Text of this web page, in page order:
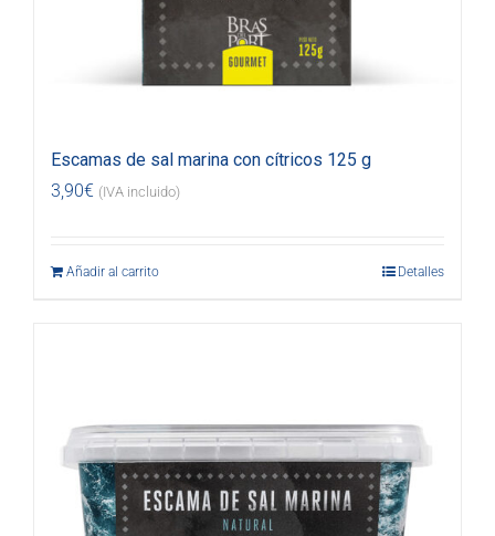
Escamas de sal marina con cítricos 125 g
3,90€ (IVA incluido)
Añadir al carrito Detalles